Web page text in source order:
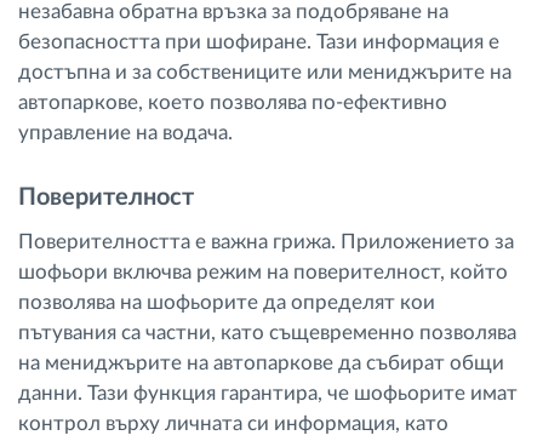
незабавна обратна връзка за подобряване на
безопасността при шофиране. Тази информация е
достъпна и за собствениците или мениджърите на
автопаркове, което позволява по-ефективно
управление на водача.
Поверителност
Поверителността е важна грижа. Приложението за
шофьори включва режим на поверителност, който
позволява на шофьорите да определят кои
пътувания са частни, като същевременно позволява
на мениджърите на автопаркове да събират общи
данни. Тази функция гарантира, че шофьорите имат
контрол върху личната си информация, като